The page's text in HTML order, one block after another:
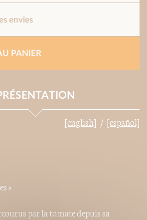
envies
PANIER
[english] [español]
»
par la tomate depuis sa